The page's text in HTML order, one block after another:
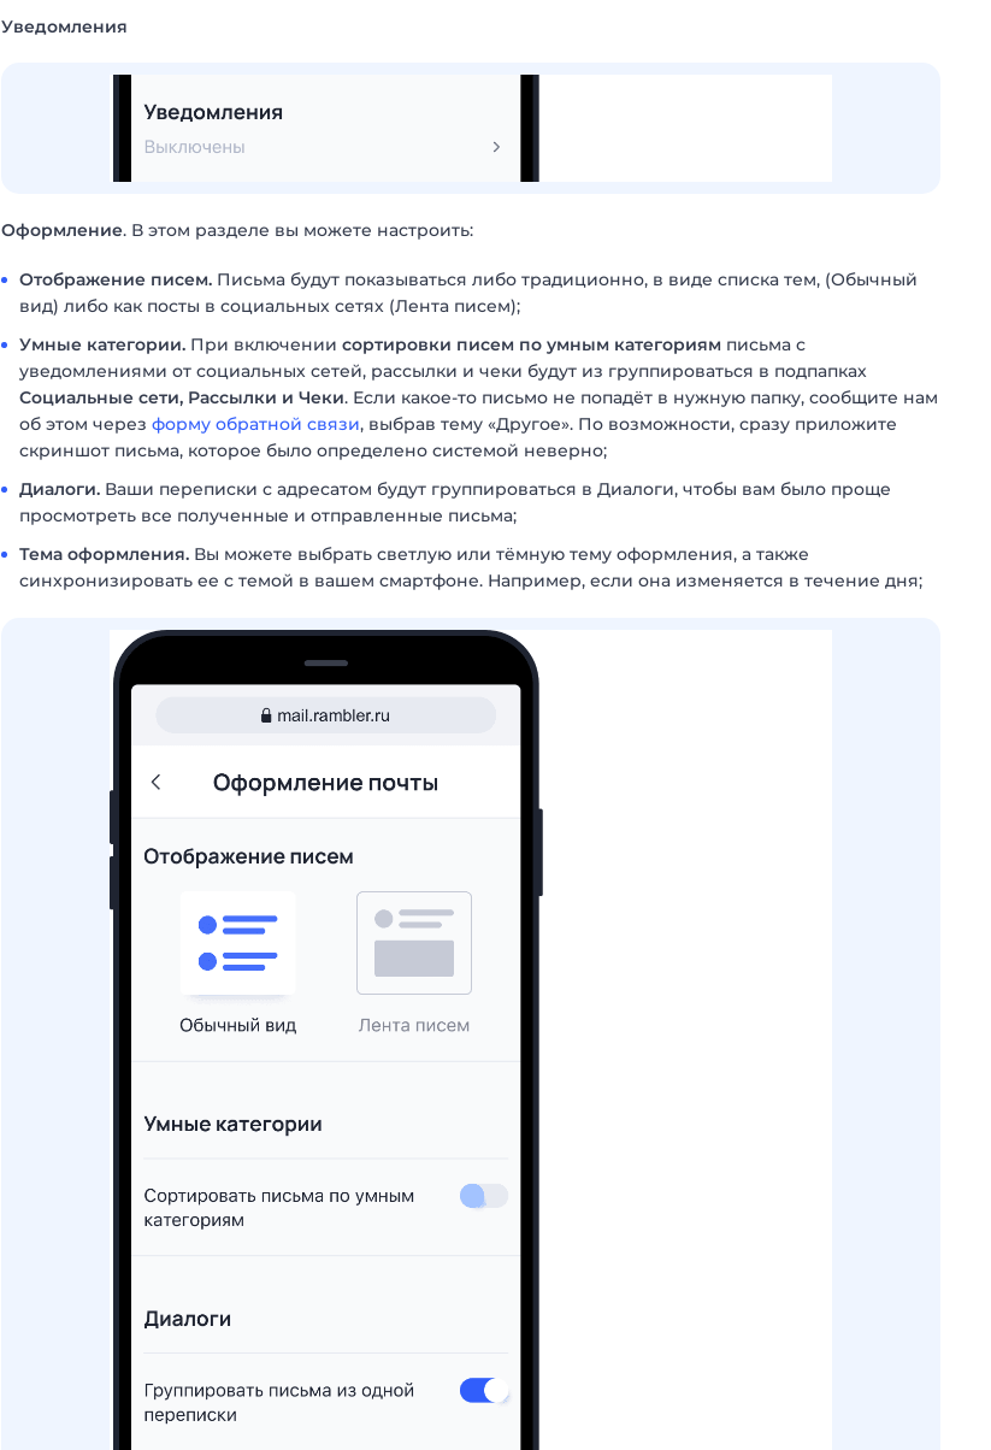
Уведомления
Оформление. В этом разделе вы можете настроить:
Отображение писем. Письма будут показываться либо традиционно, в виде списка тем, (Обычный
вид) либо как посты в социальных сетях (Лента писем);
Умные категории. При включении сортировки писем по умным категориям письма с
уведомлениями от социальных сетей, рассылки и чеки будут из группироваться в подпапках
Социальные сети, Рассылки и Чеки. Если какое-то письмо не попадёт в нужную папку, сообщите нам
об этом через форму обратной связи, выбрав тему «Другое». По возможности, сразу приложите
скриншот письма, которое было определено системой неверно;
Диалоги. Ваши переписки с адресатом будут группироваться в Диалоги, чтобы вам было проще
просмотреть все полученные и отправленные письма;
Тема оформления. Вы можете выбрать светлую или тёмную тему оформления, а также
синхронизировать ее с темой в вашем смартфоне. Например, если она изменяется в течение дня;